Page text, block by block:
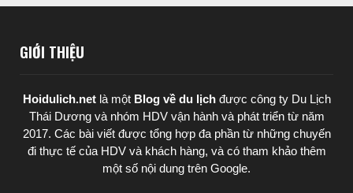
GIỚI THIỆU
Hoidulich.net là một Blog về du lịchđược công ty Du Lịch
Thái Dươngvà nhóm HDV vận hành và phát triển từ năm
2017. Các bài viết được tổng hợp đa phần từ những chuyến
đi thực tế của HDV và khách hàng, và có tham khảo thêm
một số nội dung trên Google.